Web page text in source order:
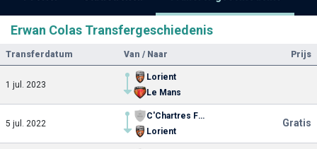
Erwan Colas Transfergeschiedenis
Transferdatum Van / Naar Prijs
1 jul. 2023
Lorient
Le Mans
5 jul. 2022
C'Chartres Football
Lorient
Gratis